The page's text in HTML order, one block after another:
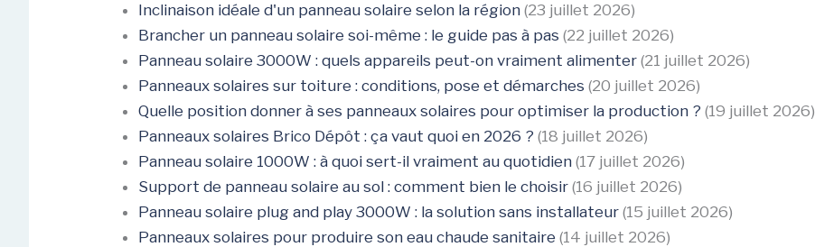
Inclinaison idéale d'un panneau solaire selon la région (23 juillet 2026)
Brancher un panneau solaire soi-même : le guide pas à pas (22 juillet 2026)
Panneau solaire 3000W : quels appareils peut-on vraiment alimenter (21 juillet 2026)
Panneaux solaires sur toiture : conditions, pose et démarches (20 juillet 2026)
Quelle position donner à ses panneaux solaires pour optimiser la production ? (19 juillet 2026)
Panneaux solaires Brico Dépôt : ça vaut quoi en 2026 ? (18 juillet 2026)
Panneau solaire 1000W : à quoi sert-il vraiment au quotidien (17 juillet 2026)
Support de panneau solaire au sol : comment bien le choisir (16 juillet 2026)
Panneau solaire plug and play 3000W : la solution sans installateur (15 juillet 2026)
Panneaux solaires pour produire son eau chaude sanitaire (14 juillet 2026)